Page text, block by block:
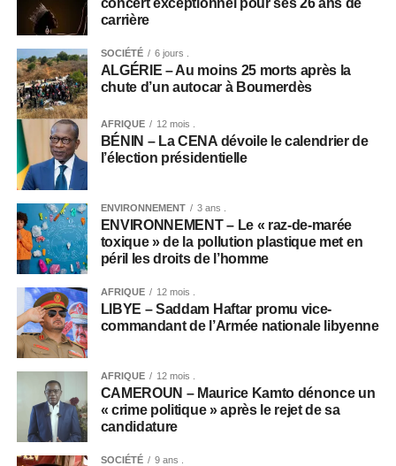
carrière
SOCIÉTÉ 6 jours .
ALGÉRIE – Au moins 25 morts après la
chute d’un autocar à Boumerdès
AFRIQUE 12 mois .
BÉNIN – La CENA dévoile le calendrier de
l’élection présidentielle
ENVIRONNEMENT 3 ans .
ENVIRONNEMENT – Le « raz-de-marée
toxique » de la pollution plastique met en
péril les droits de l’homme
AFRIQUE 12 mois .
LIBYE – Saddam Haftar promu vice-
commandant de l’Armée nationale libyenne
AFRIQUE 12 mois .
CAMEROUN – Maurice Kamto dénonce un
« crime politique » après le rejet de sa
candidature
SOCIÉTÉ 9 ans .